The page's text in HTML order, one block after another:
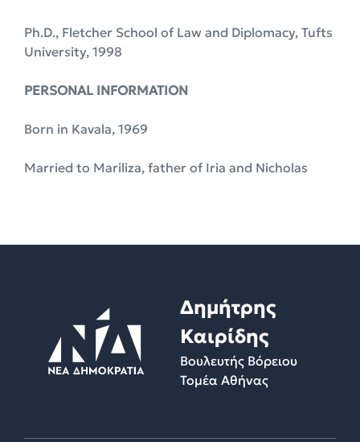
Ph.D., Fletcher School of Law and Diplomacy, Tufts
University, 1998
PERSONAL INFORMATION
Born in Kavala, 1969
Married to Mariliza, father of Iria and Nicholas
Δημήτρης
Καιρίδης
Βουλευτής Βόρειου
Τομέα Αθήνας